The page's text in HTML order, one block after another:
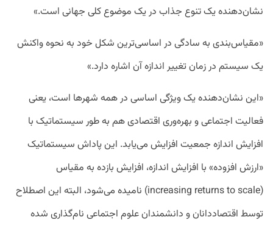
نشان‌دهنده یک تنوع جذاب در یک موضوع کلی جهانی است.»
«مقیاس‌بندی به سادگی در اساسی‌ترین شکل خود به نحوه واکنش
یک سیستم در زمان تغییر اندازه آن اشاره دارد.»
«این نشان‌دهنده یک ویژگی اساسی در همه شهرها است، یعنی
فعالیت اجتماعی و بهره‌وری اقتصادی هم به طور سیستماتیک با
افزایش اندازه جمعیت افزایش می‌یابد. این پاداش سیستماتیک
«ارزش افزوده» با افزایش اندازه، افزایش بازده به مقیاس
(increasing returns to scale) نامیده می‌شود، البته این اصطلاح
توسط اقتصاددانان و دانشمندان علوم اجتماعی نام‌گذاری شده